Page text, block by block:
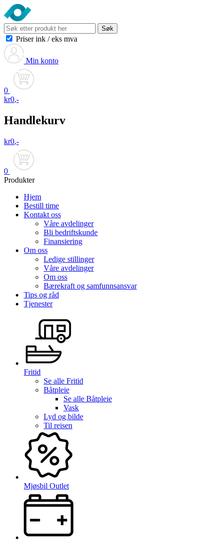
Søk
Priser ink / eks mva
Min konto
0
kr0,-
Handlekurv
kr0,-
0
Produkter
Hjem
Bestill time
Kontakt oss
Våre avdelinger
Bli bedriftskunde
Finansiering
Om oss
Ledige stillinger
Våre avdelinger
Om oss
Bærekraft og samfunnsansvar
Tips og råd
Tjenester
Fritid
Se alle Fritid
Båtpleie
Se alle Båtpleie
Vask
Lyd og bilde
Til reisen
Mjøsbil Outlet